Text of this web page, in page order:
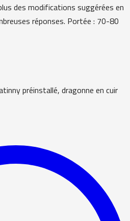
des modifications suggérées en
réponses. Portée : 70-80
:
g.
préinstallé, dragonne en cuir